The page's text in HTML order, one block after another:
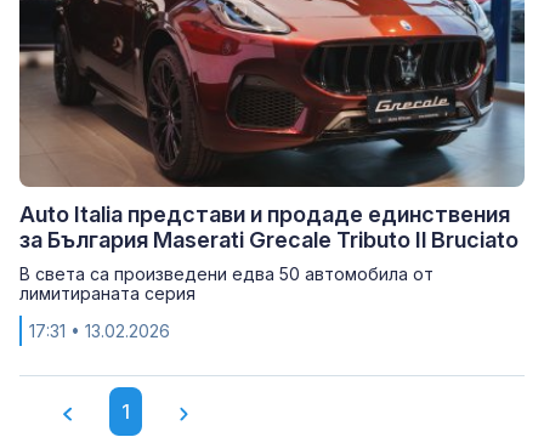
Auto Italia представи и продаде единствения
за България Maserati Grecale Tributo Il Bruciato
В света са произведени едва 50 автомобила от
лимитираната серия
17:31 • 13.02.2026
1